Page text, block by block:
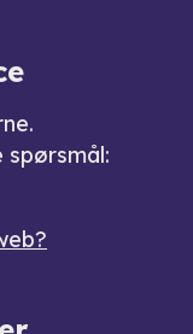
spørsmål: